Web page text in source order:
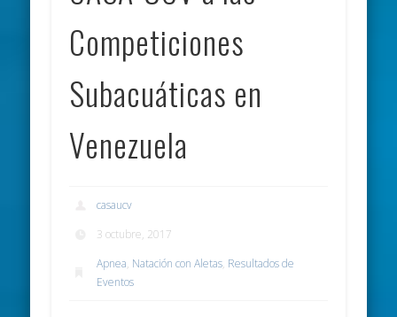
Competiciones
Subacuáticas en
Venezuela
casaucv
3 octubre, 2017
Apnea, Natación con Aletas, Resultados de
Eventos